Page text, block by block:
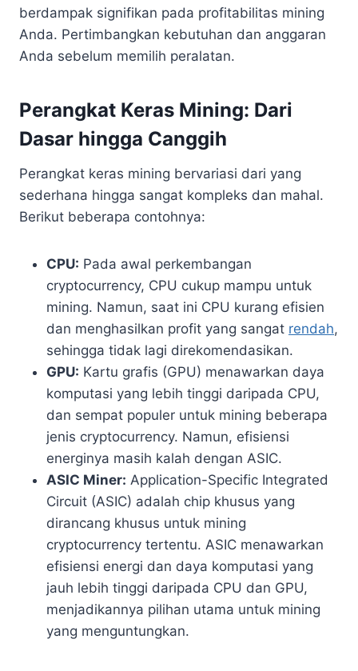
berdampak signifikan pada profitabilitas mining
Anda. Pertimbangkan kebutuhan dan anggaran
Anda sebelum memilih peralatan.
Perangkat Keras Mining: Dari
Dasar hingga Canggih
Perangkat keras mining bervariasi dari yang
sederhana hingga sangat kompleks dan mahal.
Berikut beberapa contohnya:
CPU: Pada awal perkembangan
cryptocurrency, CPU cukup mampu untuk
mining. Namun, saat ini CPU kurang efisien
dan menghasilkan profit yang sangat rendah,
sehingga tidak lagi direkomendasikan.
GPU: Kartu grafis (GPU) menawarkan daya
komputasi yang lebih tinggi daripada CPU,
dan sempat populer untuk mining beberapa
jenis cryptocurrency. Namun, efisiensi
energinya masih kalah dengan ASIC.
ASIC Miner: Application-Specific Integrated
Circuit (ASIC) adalah chip khusus yang
dirancang khusus untuk mining
cryptocurrency tertentu. ASIC menawarkan
efisiensi energi dan daya komputasi yang
jauh lebih tinggi daripada CPU dan GPU,
menjadikannya pilihan utama untuk mining
yang menguntungkan.